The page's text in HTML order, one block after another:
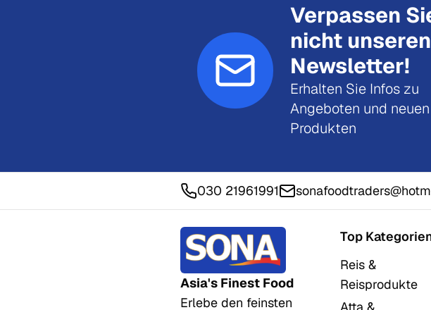
Verpassen
nicht unseren
Newsletter!
Erhalten Sie Infos zu
Angeboten und neuen
Produkten
030 21961991
Asia's Finest Food
Erlebe den feinsten
Top
Reis &
Reisprodukte
Atta &